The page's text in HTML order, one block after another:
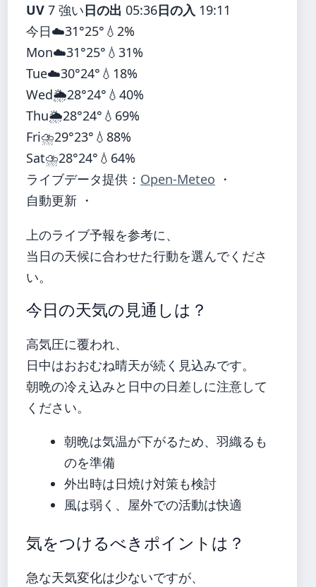
UV 7 強い日の出 05:36日の入 19:11
今日☁️31°25° 💧2%
Mon☁️31°25° 💧31%
Tue☁️30°24° 💧18%
Wed🌦️28°24° 💧40%
Thu🌦️28°24° 💧69%
Fri⛈️29°23° 💧88%
Sat⛈️28°24° 💧64%
ライブデータ提供： Open-Meteo ・
自動更新 ・
上のライブ予報を参考に、
当日の天候に合わせた行動を選んでくださ
い。
今日の天気の見通しは？
高気圧に覆われ、
日中はおおむね晴天が続く見込みです。
朝晩の冷え込みと日中の日差しに注意して
ください。
朝晩は気温が下がるため、羽織るも
のを準備
外出時は日焼け対策も検討
風は弱く、屋外での活動は快適
気をつけるべきポイントは？
急な天気変化は少ないですが、